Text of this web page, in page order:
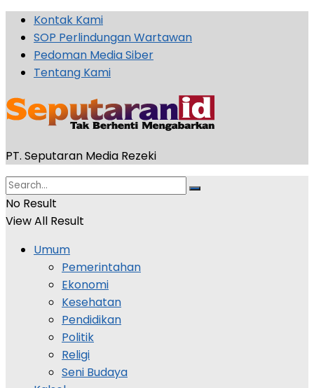
Kontak Kami
SOP Perlindungan Wartawan
Pedoman Media Siber
Tentang Kami
PT. Seputaran Media Rezeki
No Result
View All Result
Umum
Pemerintahan
Ekonomi
Kesehatan
Pendidikan
Politik
Religi
Seni Budaya